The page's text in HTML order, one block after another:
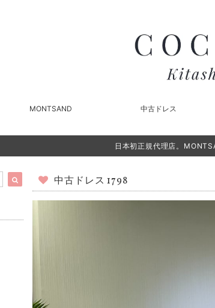
MONTSAND 中古ドレス
日本初正規代理店。
中古ドレス 1798